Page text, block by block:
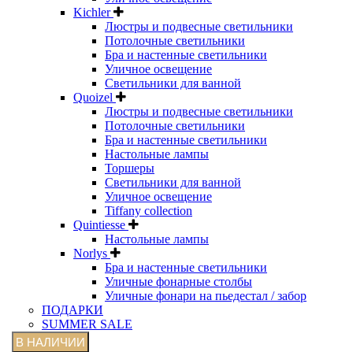
Kichler
Люстры и подвесные светильники
Потолочные светильники
Бра и настенные светильники
Уличное освещение
Светильники для ванной
Quoizel
Люстры и подвесные светильники
Потолочные светильники
Бра и настенные светильники
Настольные лампы
Торшеры
Светильники для ванной
Уличное освещение
Tiffany collection
Quintiesse
Настольные лампы
Norlys
Бра и настенные светильники
Уличные фонарные столбы
Уличные фонари на пьедестал / забор
ПОДАРКИ
SUMMER SALE
В НАЛИЧИИ